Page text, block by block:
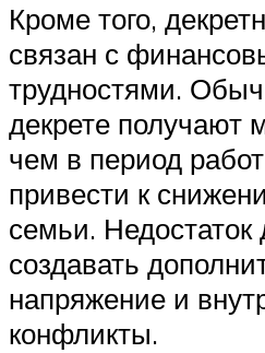
Кроме того,
связан с
трудностями.
декрете получают
чем в период
привести к
семьи. Недостаток
создавать
напряжение и
конфликты.